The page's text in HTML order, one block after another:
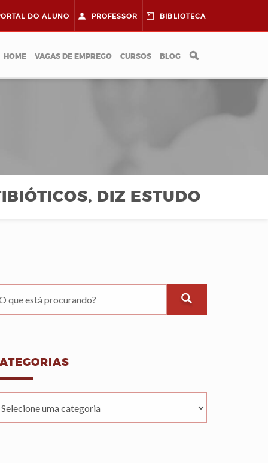
DOALUNO PROFESSOR BIBLIOTECA
HOME VAGAS DE EMPREGO CURSOS BLOG
DIZ ESTUDO